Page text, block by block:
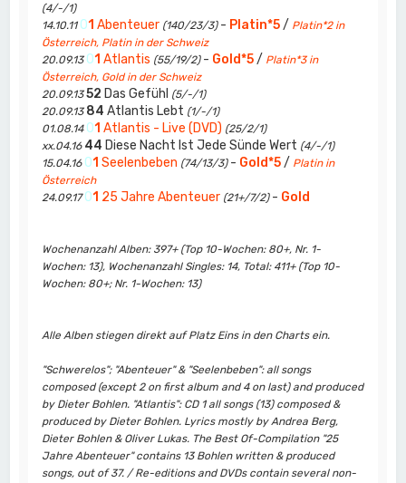
(4/-/1)
14.10.11 01 Abenteuer (140/23/3)- Platin*5/ Platin*2 in
Österreich, Platin in der Schweiz
20.09.13 01 Atlantis (55/19/2)- Gold*5/ Platin*3 in
Österreich, Gold in der Schweiz
20.09.13 52 Das Gefühl (5/-/1)
20.09.13 84 Atlantis Lebt (1/-/1)
01.08.14 01 Atlantis - Live (DVD) (25/2/1)
xx.04.16 44 Diese Nacht Ist Jede Sünde Wert (4/-/1)
15.04.16 01 Seelenbeben (74/13/3)- Gold*5/ Platin in
Österreich
24.09.17 01 25 Jahre Abenteuer (21+/7/2)- Gold
Wochenanzahl Alben: 397+ (Top 10-Wochen: 80+, Nr. 1-
Wochen: 13), Wochenanzahl Singles: 14, Total: 411+ (Top 10-
Wochen: 80+; Nr. 1-Wochen: 13)
Alle Alben stiegen direkt auf Platz Eins in den Charts ein.
"Schwerelos"; "Abenteuer" & "Seelenbeben": all songs
composed (except 2 on first album and 4 on last) and produced
by Dieter Bohlen. "Atlantis": CD 1 all songs (13) composed &
produced by Dieter Bohlen. Lyrics mostly by Andrea Berg,
Dieter Bohlen & Oliver Lukas. The Best Of-Compilation "25
Jahre Abenteuer" contains 13 Bohlen written & produced
songs, out of 37. / Re-editions and DVDs contain several non-